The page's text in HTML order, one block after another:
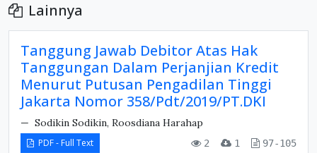
Lainnya
Tanggung Jawab Debitor Atas Hak
Tanggungan Dalam Perjanjian Kredit
Menurut Putusan Pengadilan Tinggi
Jakarta Nomor 358/Pdt/2019/PT.DKI
Sodikin Sodikin, Roosdiana Harahap
PDF - Full Text 2 1 97-105